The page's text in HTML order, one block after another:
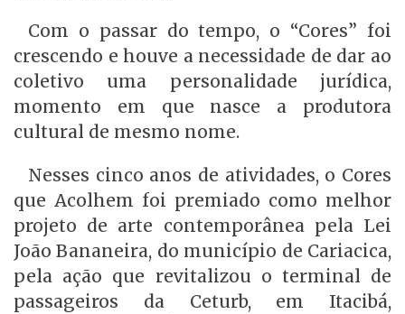
Com o passar do tempo, o “Cores” foi
crescendo e houve a necessidade de dar ao
coletivo uma personalidade jurídica,
momento em que nasce a produtora
cultural de mesmo nome.
Nesses cinco anos de atividades, o Cores
que Acolhem foi premiado como melhor
projeto de arte contemporânea pela Lei
João Bananeira, do município de Cariacica,
pela ação que revitalizou o terminal de
passageiros da Ceturb, em Itacibá,